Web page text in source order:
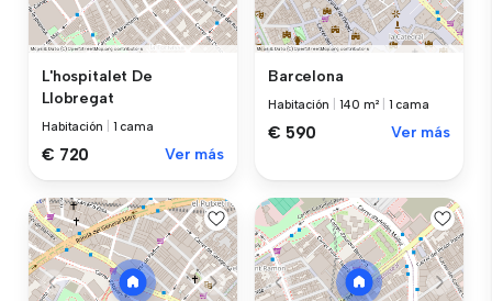
L'hospitalet De
Llobregat
Habitación 1 cama
€ 720 Ver más
Barcelona
Habitación 140 m² 1 cama
€ 590 Ver más